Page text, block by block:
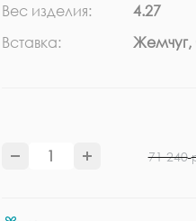
Вес изделия:
4.27
Вставка:
Жемчуг,
71 240